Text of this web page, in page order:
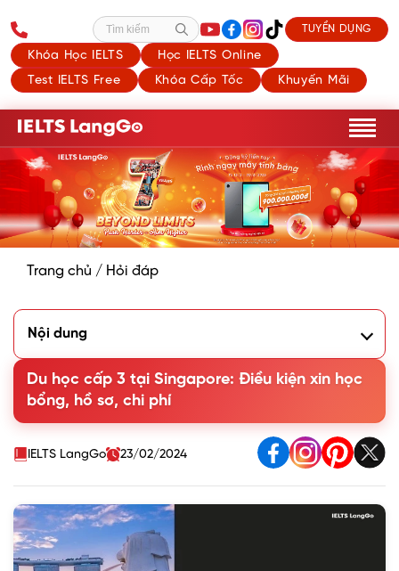
Khóa Học IELTS
Học IELTS Online
Test IELTS Free
Khóa Cấp Tốc Khuyến Mãi
Tìm kiếm TUYỂN DỤNG
Trang chủ / Hỏi đáp
Nội dung
2. Du học THPT Singapore cần IELTS bao nhiêu?
3. Điều kiện xin học bổng du học cấp 3 tại Singapore
4. Hồ sơ du học cấp 3 tại Singapore
5. Chi phí du học cấp 3 tại Singapore
Du học cấp 3 tại Singapore: Điều kiện xin học
bổng, hồ sơ, chi phí
IELTS LangGo 23/02/2024